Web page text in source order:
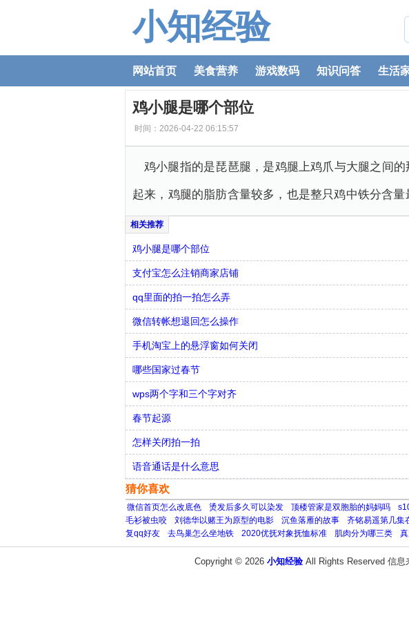
小知经验
网站首页 美食营养 游戏数码 知识问答 生活
鸡小腿是哪个部位
时间：2026-04-22 06:15:57
鸡小腿指的是琵琶腿，是鸡腿上鸡爪与大腿之间
起来，鸡腿的脂肪含量较多，也是整只鸡中铁分含量
鸡小腿是哪个部位
支付宝怎么注销商家店铺
qq里面的拍一拍怎么弄
微信转帐想退回怎么操作
手机淘宝上的悬浮窗如何关闭
哪些国家过春节
wps两个字和三个字对齐
春节起源
怎样关闭拍一拍
语音通话是什么意思
猜你喜欢
微信首页怎么改底色 烫发后多久可以染发 顶楼管家是双胞胎的妈妈吗
毛衫被虫咬
刘德华以赌王为原型的电影 沉鱼落雁的故事 齐铭易遥第几集
复qq好友
去鸟巢怎么坐地铁 2020优抚对象抚恤标准 肌肉分为哪三类
Copyright © 2026 小知经验All Rights Reserved 信息